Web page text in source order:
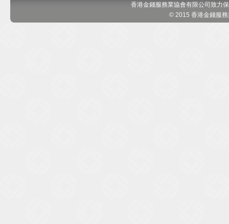
香港金錢服務業協會有限公司致力
© 2015 香港金錢服